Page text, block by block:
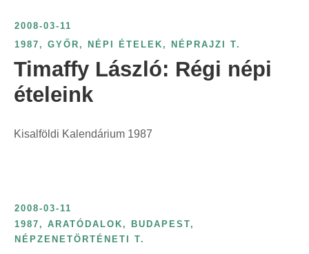
2008-03-11
1987 , GYŐR , NÉPI ÉTELEK , NÉPRAJZI T.
Timaffy László: Régi népi
ételeink
Kisalföldi Kalendárium 1987
2008-03-11
1987 , ARATÓDALOK , BUDAPEST,
NÉPZENETÖRTÉNETI T.